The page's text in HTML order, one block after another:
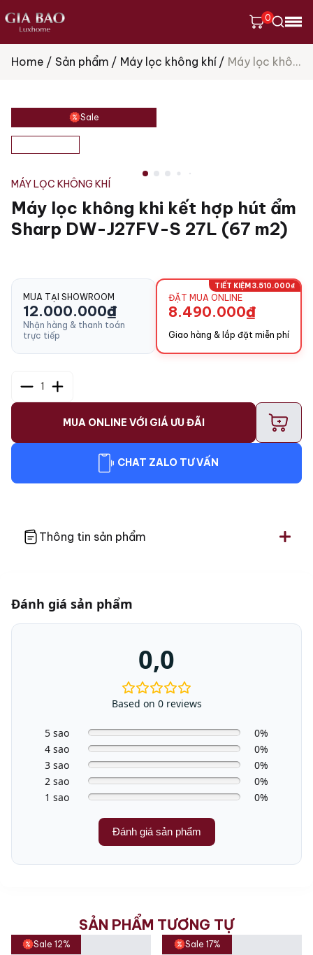
0
phẩm
Home Sản phẩm Máy lọc không khí Máy lọc không khi kết hợp hút ẩm Sharp DW-J27FV-S 27L (67 m2)
Sale
MÁY LỌC KHÔNG KHÍ
Máy lọc không khi kết hợp hút ẩm
Sharp DW-J27FV-S 27L (67 m2)
MUA TẠI SHOWROOM
12.000.000₫
Nhận hàng & thanh toán
trực tiếp
TIẾT KIỆM 3.510.000₫
ĐẶT MUA ONLINE
8.490.000₫
Giao hàng & lắp đặt miễn phí
1
MUA ONLINE VỚI GIÁ ƯU ĐÃI +
CHAT ZALO TƯ VẤN
Thông tin sản phẩm
Đánh giá sản phẩm
0,0
Based on 0 reviews
5 sao
0%
4 sao
0%
3 sao
0%
2 sao
0%
1 sao
0%
Đánh giá sản phẩm
SẢN PHẨM TƯƠNG TỰ
Sale 12% Sale 17%